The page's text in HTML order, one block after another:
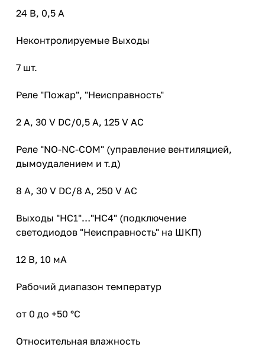
24 В, 0,5 А
Неконтролируемые Выходы
7 шт.
Реле "Пожар", "Неисправность"
2 А, 30 V DC/0,5 А, 125 V AC
Реле "NO-NC-COM" (управление вентиляцией,
дымоудалением и т.д)
8 А, 30 V DC/8 А, 250 V AC
Выходы "НС1"…"НС4" (подключение
светодиодов "Неисправность" на ШКП)
12 В, 10 мА
Рабочий диапазон температур
от 0 до +50 °C
Относительная влажность